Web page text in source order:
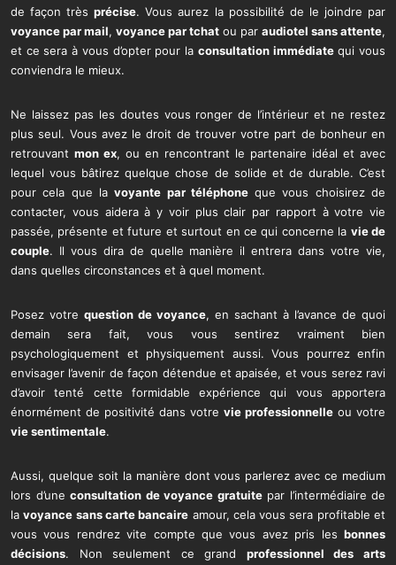
de façon trèsprécise. Vous aurez la possibilité de le joindre par
voyance par mail, voyance par tchat ou par audiotel sans attente,
et ce sera à vous d’opter pour la consultation immédiatequi vous
conviendra le mieux.
Ne laissez pas les doutes vous ronger de l’intérieur et ne restez
plus seul. Vous avez le droit de trouver votre part de bonheur en
retrouvant mon ex, ou en rencontrant le partenaire idéal et avec
lequel vous bâtirez quelque chose de solide et de durable. C’est
pour cela que lavoyante par téléphoneque vous choisirez de
contacter, vous aidera à y voir plus clair par rapport à votre vie
passée, présente et future et surtout en ce qui concerne la vie de
couple. Il vous dira de quelle manière il entrera dans votre vie,
dans quelles circonstances et à quel moment.
Posez votre question de voyance, en sachant à l’avance de quoi
demain sera fait, vous vous sentirez vraiment bien
psychologiquement et physiquement aussi. Vous pourrez enfin
envisager l’avenir de façon détendue et apaisée, et vous serez ravi
d’avoir tenté cette formidable expérience qui vous apportera
énormément de positivité dans votre vie professionnelle ou votre
vie sentimentale.
Aussi, quelque soit la manière dont vous parlerez avec ce medium
lors d’une consultation de voyance gratuitepar l’intermédiaire de
lavoyance sans carte bancaire amour, cela vous sera profitable et
vous vous rendrez vite compte que vous avez pris les bonnes
décisions. Non seulement ce grand professionnel des arts